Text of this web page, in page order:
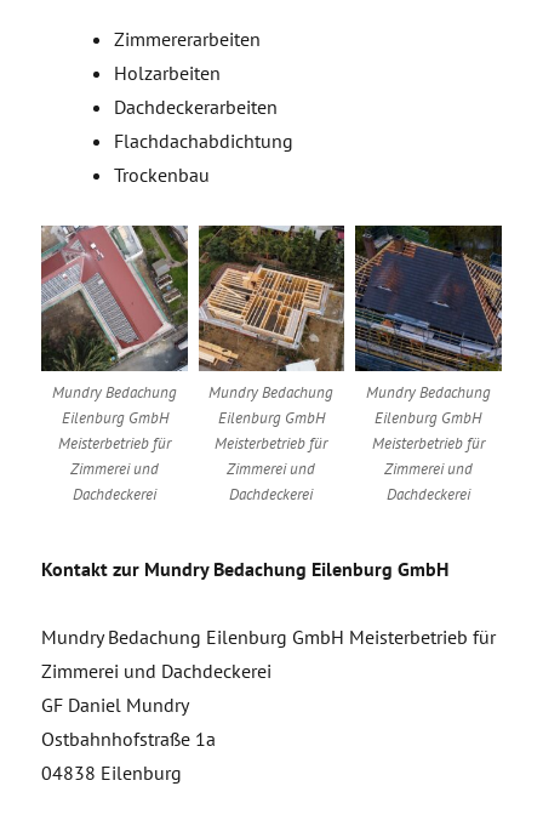
Zimmererarbeiten
Holzarbeiten
Dachdeckerarbeiten
Flachdachabdichtung
Trockenbau
Mundry Bedachung
Eilenburg GmbH
Meisterbetrieb für
Zimmerei und
Dachdeckerei
Mundry Bedachung
Eilenburg GmbH
Meisterbetrieb für
Zimmerei und
Dachdeckerei
Mundry Bedachung
Eilenburg GmbH
Meisterbetrieb für
Zimmerei und
Dachdeckerei
Kontakt zur Mundry Bedachung Eilenburg GmbH
Mundry Bedachung Eilenburg GmbH Meisterbetrieb für
Zimmerei und Dachdeckerei
GF Daniel Mundry
Ostbahnhofstraße 1a
04838 Eilenburg